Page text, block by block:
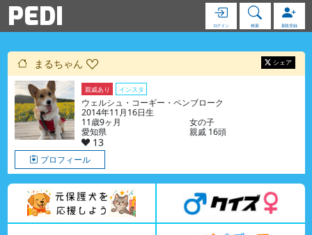
PEDI ログイン 検索 新規登録
まるちゃん シェア
親戚あり インスタ
ウェルシュ・コーギー・ペンブローク
2014年11月16日生
11歳9ヶ月
女の子
愛知県
親戚 16頭
13
プロフィール